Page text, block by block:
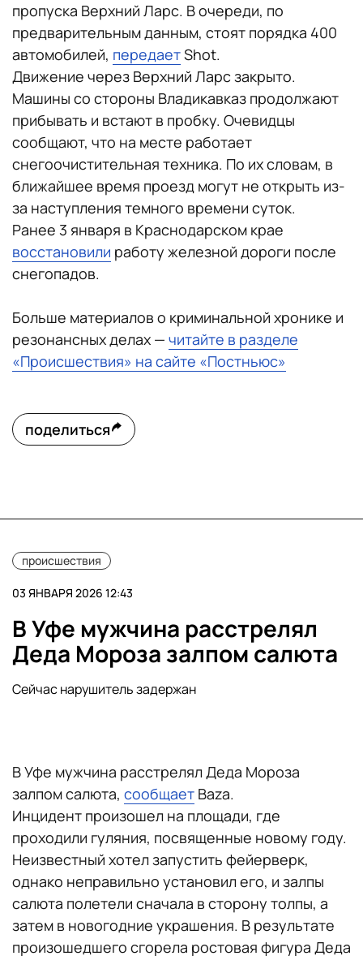
пропуска Верхний Ларс. В очереди, по
предварительным данным, стоят порядка 400
автомобилей, передаетShot.
Движение через Верхний Ларс закрыто.
Машины со стороны Владикавказ продолжают
прибывать и встают в пробку. Очевидцы
сообщают, что на месте работает
снегоочистительная техника. По их словам, в
ближайшее время проезд могут не открыть из-
за наступления темного времени суток.
Ранее 3 января в Краснодарском крае
восстановили работу железной дороги после
снегопадов.
Больше материалов о криминальной хронике и
резонансных делах — читайте в разделе
«Происшествия» на сайте «Постньюс»
поделиться
происшествия
03 ЯНВАРЯ 2026 12:43
В Уфе мужчина расстрелял
Деда Мороза залпом салюта
Сейчас нарушитель задержан
В Уфе мужчина расстрелял Деда Мороза
залпом салюта, сообщает Baza.
Инцидент произошел на площади, где
проходили гуляния, посвященные новому году.
Неизвестный хотел запустить фейерверк,
однако неправильно установил его, и залпы
салюта полетели сначала в сторону толпы, а
затем в новогодние украшения. В результате
произошедшего сгорела ростовая фигура Деда